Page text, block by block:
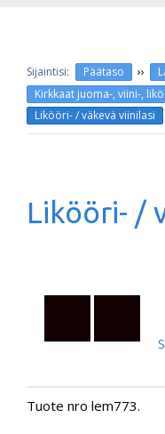
Päätaso ››
Kirkkaat juoma-, viini-,
Likööri- / väkevä viinilasi
Likööri- /
Tuote nro lem773.